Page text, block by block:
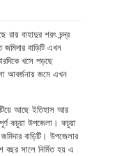
বাহাদুর শরৎ চন্দ্র
বাড়িটি এখন
খসে পড়ছে
আবর্জনায় জমে এখন
আছে ইতিহাস আর
কচুয়া উপজেলা। কচুয়া
বাড়িটি। উপজেলার
বছর সালে নির্মিত হয় এ